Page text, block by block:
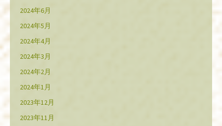
2024年6月
2024年5月
2024年4月
2024年3月
2024年2月
2024年1月
2023年12月
2023年11月